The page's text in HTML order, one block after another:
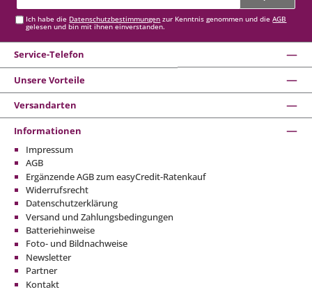
Ich habe die Datenschutzbestimmungen zur Kenntnis genommen und dieAGB
gelesen und bin mit ihnen einverstanden.
Service-Telefon
Unsere Vorteile
Versandarten
Informationen
Impressum
AGB
Ergänzende AGB zum easyCredit-Ratenkauf
Widerrufsrecht
Datenschutzerklärung
Versand und Zahlungsbedingungen
Batteriehinweise
Foto- und Bildnachweise
Newsletter
Partner
Kontakt